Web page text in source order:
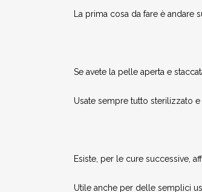
La prima cosa da fare è
Se avete la pelle aperta e
Usate sempre tutto sterilizzato e
Esiste, per le cure successive,
Utile anche per delle semplici